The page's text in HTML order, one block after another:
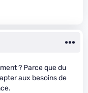
? Parce que du
aux besoins de